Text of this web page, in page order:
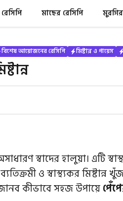
মাছের রেসিপি
বিশেষ আয়োজনের রেসিপি মিষ্টান্ন ও পায়েস
স্বাদের হালুয়া। এটি
ও স্বাস্থ্যকর মিষ্টান্ন
কীভাবে সহজ উপায়ে